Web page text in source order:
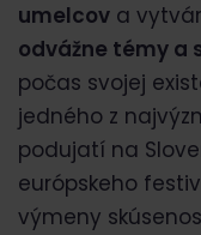
umelcov a
odvážne témy a
počas svojej
jedného z
podujatí na
európskeho
výmeny